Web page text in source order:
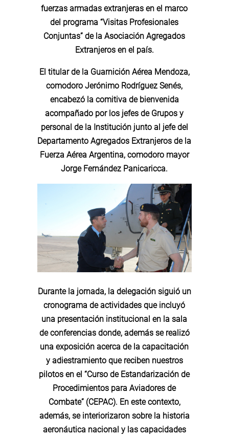
fuerzas armadas extranjeras en el marco
del programa “Visitas Profesionales
Conjuntas” de la Asociación Agregados
Extranjeros en el país.
El titular de la Guarnición Aérea Mendoza,
comodoro Jerónimo Rodríguez Senés,
encabezó la comitiva de bienvenida
acompañado por los jefes de Grupos y
personal de la Institución junto al jefe del
Departamento Agregados Extranjeros de la
Fuerza Aérea Argentina, comodoro mayor
Jorge Fernández Panicaricca.
Durante la jornada, la delegación siguió un
cronograma de actividades que incluyó
una presentación institucional en la sala
de conferencias donde, además se realizó
una exposición acerca de la capacitación
y adiestramiento que reciben nuestros
pilotos en el “Curso de Estandarización de
Procedimientos para Aviadores de
Combate” (CEPAC). En este contexto,
además, se interiorizaron sobre la historia
aeronáutica nacional y las capacidades